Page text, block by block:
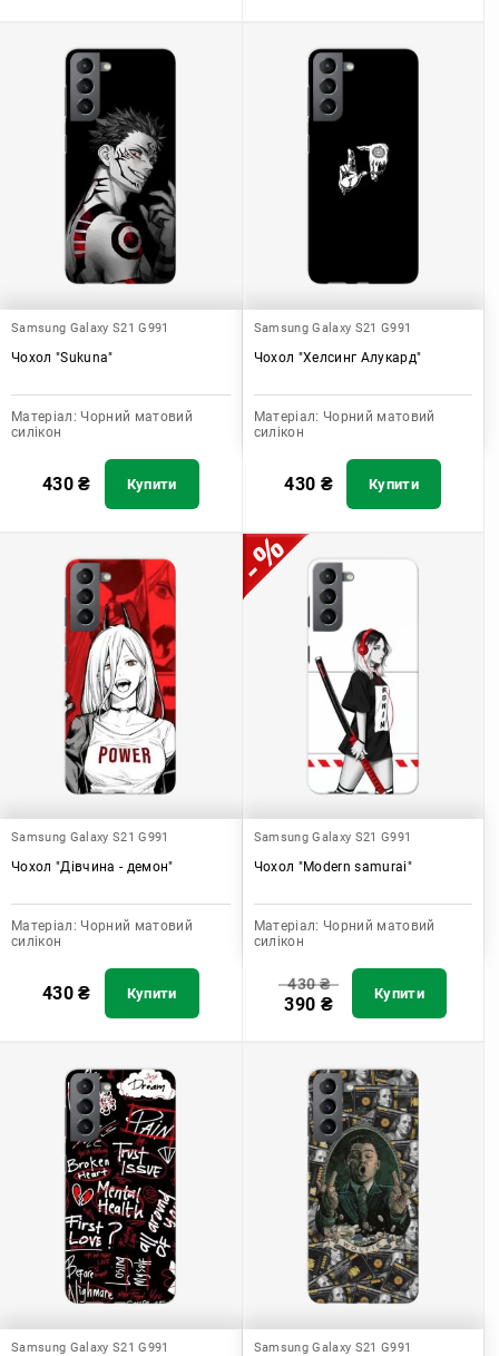
Samsung Galaxy S21 G991
Чохол "Sukuna"
Матеріал: Чорний матовий
силікон
430₴ Купити
Samsung Galaxy S21 G991
Чохол "Хелсинг Алукард"
Матеріал: Чорний матовий
силікон
430 ₴ Купити
Samsung Galaxy S21 G991
Чохол "Дівчина - демон"
Матеріал: Чорний матовий
силікон
430₴ Купити
Samsung Galaxy S21 G991
Чохол "Modern samurai"
Матеріал: Чорний матовий
силікон
430₴
390 ₴ Купити
Samsung Galaxy S21 G991 Samsung Galaxy S21 G991